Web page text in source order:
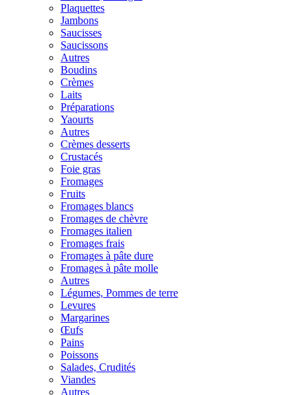
Plaquettes
Jambons
Saucisses
Saucissons
Autres
Boudins
Crèmes
Laits
Préparations
Yaourts
Autres
Crèmes desserts
Crustacés
Foie gras
Fromages
Fruits
Fromages blancs
Fromages de chèvre
Fromages italien
Fromages frais
Fromages à pâte dure
Fromages à pâte molle
Autres
Légumes, Pommes de terre
Levures
Margarines
Œufs
Pains
Poissons
Salades, Crudités
Viandes
Autres